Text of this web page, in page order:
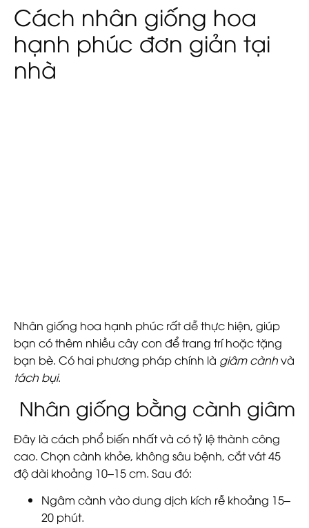
Cách nhân giống hoa
hạnh phúc đơn giản tại
nhà
Nhân giống hoa hạnh phúc rất dễ thực hiện, giúp
bạn có thêm nhiều cây con để trang trí hoặc tặng
bạn bè. Có hai phương pháp chính là giâm cànhvà
tách bụi.
Nhân giống bằng cành giâm
Đây là cách phổ biến nhất và có tỷ lệ thành công
cao. Chọn cành khỏe, không sâu bệnh, cắt vát 45
độ dài khoảng 10–15 cm. Sau đó:
Ngâm cành vào dung dịch kích rễ khoảng 15–
20 phút.